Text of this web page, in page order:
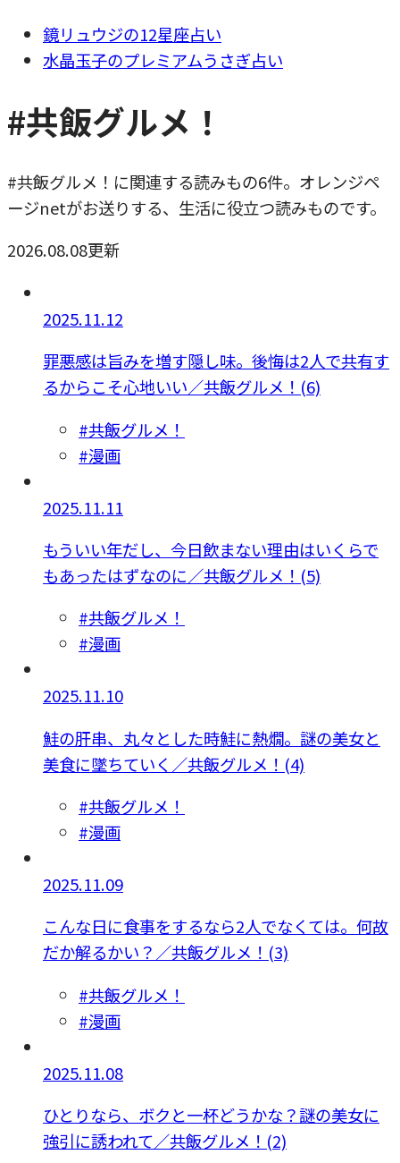
鏡リュウジの12星座占い
水晶玉子のプレミアムうさぎ占い
#共飯グルメ！
#共飯グルメ！に関連する読みもの6件。オレンジペ
ージnetがお送りする、生活に役立つ読みものです。
2026.08.08更新
2025.11.12
罪悪感は旨みを増す隠し味。後悔は2人で共有す
るからこそ心地いい／共飯グルメ！(6)
#共飯グルメ！
#漫画
2025.11.11
もういい年だし、今日飲まない理由はいくらで
もあったはずなのに／共飯グルメ！(5)
#共飯グルメ！
#漫画
2025.11.10
鮭の肝串、丸々とした時鮭に熱燗。謎の美女と
美食に墜ちていく／共飯グルメ！(4)
#共飯グルメ！
#漫画
2025.11.09
こんな日に食事をするなら2人でなくては。何故
だか解るかい？／共飯グルメ！(3)
#共飯グルメ！
#漫画
2025.11.08
ひとりなら、ボクと一杯どうかな？謎の美女に
強引に誘われて／共飯グルメ！(2)